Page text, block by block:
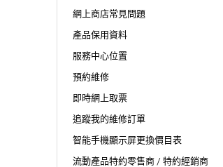
網上商店常見問題
產品保用資料
服務中心位置
預約維修
即時網上取票
追蹤我的維修訂單
智能手機顯示屏更換價目表
流動產品特約零售商 / 特約經銷商